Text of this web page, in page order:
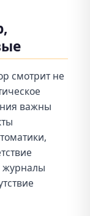
смотрит не
важны
журналы